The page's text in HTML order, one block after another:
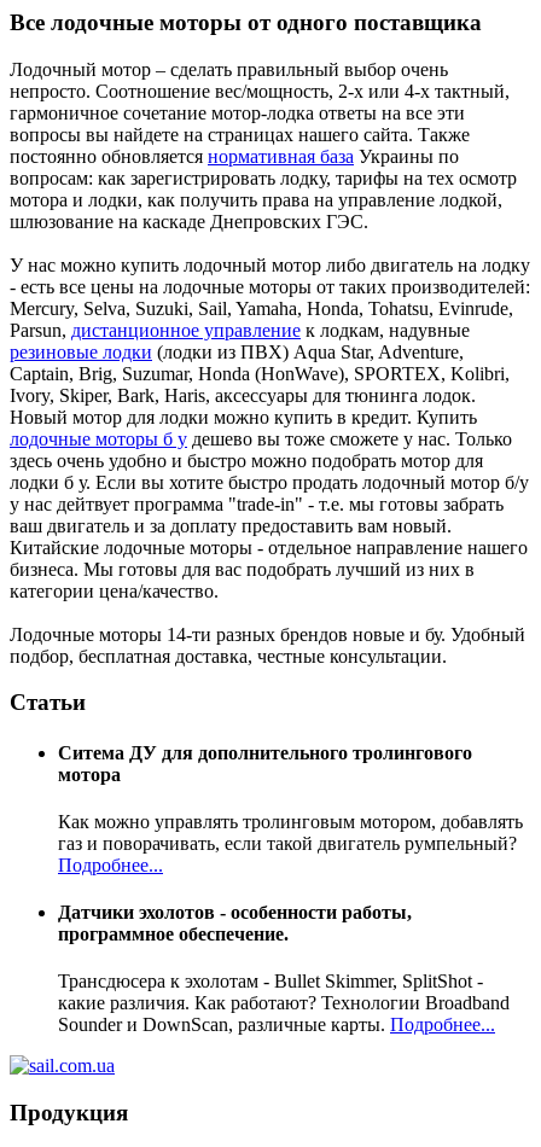
Все лодочные моторы от одного поставщика
Лодочный мотор – сделать правильный выбор очень
непросто. Соотношение вес/мощность, 2-х или 4-х тактный,
гармоничное сочетание мотор-лодка ответы на все эти
вопросы вы найдете на страницах нашего сайта. Также
постоянно обновляется нормативная база Украины по
вопросам: как зарегистрировать лодку, тарифы на тех осмотр
мотора и лодки, как получить права на управление лодкой,
шлюзование на каскаде Днепровских ГЭС.
У нас можно купить лодочный мотор либо двигатель на лодку
- есть все цены на лодочные моторы от таких производителей:
Mercury, Selva, Suzuki, Sail, Yamaha, Honda, Tohatsu, Evinrude,
Parsun, дистанционное управление к лодкам, надувные
резиновые лодки (лодки из ПВХ) Aqua Star, Adventure,
Captain, Brig, Suzumar, Honda (HonWave), SPORTEX, Kolibri,
Ivory, Skiper, Bark, Haris, аксессуары для тюнинга лодок.
Новый мотор для лодки можно купить в кредит. Купить
лодочные моторы б у дешево вы тоже сможете у нас. Только
здесь очень удобно и быстро можно подобрать мотор для
лодки б у. Если вы хотите быстро продать лодочный мотор б/у
у нас дейтвует программа "trade-in" - т.е. мы готовы забрать
ваш двигатель и за доплату предоставить вам новый.
Китайские лодочные моторы - отдельное направление нашего
бизнеса. Мы готовы для вас подобрать лучший из них в
категории цена/качество.
Лодочные моторы 14-ти разных брендов новые и бу. Удобный
подбор, бесплатная доставка, честные консультации.
Статьи
Ситема ДУ для дополнительного тролингового
мотора
Как можно управлять тролинговым мотором, добавлять
газ и поворачивать, если такой двигатель румпельный?
Подробнее...
Датчики эхолотов - особенности работы,
программное обеспечение.
Трансдюсера к эхолотам - Bullet Skimmer, SplitShot -
какие различия. Как работают? Технологии Broadband
Sounder и DownScan, различные карты. Подробнее...
Продукция